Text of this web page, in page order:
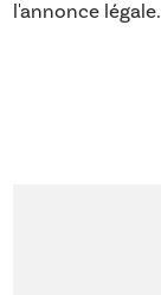
l'annonce légale.